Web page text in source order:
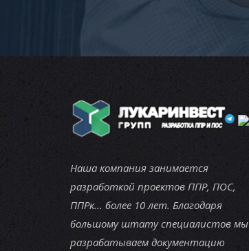
Наша компания занимается
разработкой проектов ППР, ПОС,
ППРк... более 10 лет. Благодаря
большому штату специалистов мы
разрабатываем документацию